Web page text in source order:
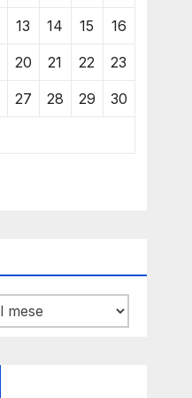
13 14 15 16
20 21 22 23
27 28 29 30